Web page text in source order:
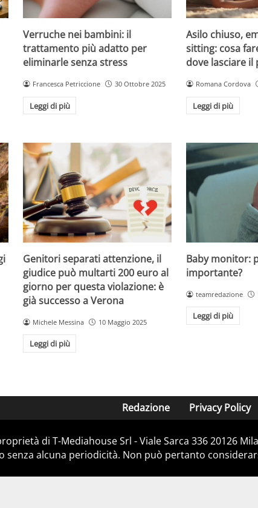
Verruche nei bambini: il
trattamento più adatto per
eliminarle senza stress
Francesca Petriccione 30 Ottobre 2025
Leggi di più
Asilo chiuso,
sitting: cosa
dove lasciare il
Romana Cordova
Leggi di più
Genitori separati attenzione, il
giudice può multarti 200 euro al
giorno per questa violazione: è
già successo a Verona
Michele Messina 10 Maggio 2025
Leggi di più
Baby monitor:
importante?
teamredazione
Leggi di più
Redazione Privacy Policy
di T-Mediahouse Srl - Viale Sarca 336 20126
senza alcuna periodicità. Non può pertanto